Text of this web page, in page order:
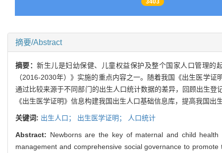
3403
摘要/Abstract
摘要：新生儿是妇幼保健、儿童权益保护及整个国家人口管理的
（2016-2030年）》实施的重点内容之一。随着我国《出生医学
通过比较来源于不同部门的出生人口统计数据的差异，回顾出生
《出生医学证明》信息构建我国出生人口基础信息库，提高我国出
关键词: 出生人口； 出生医学证明； 人口统计
Abstract: Newborns are the key of maternal and child
management and comprehensive social governance to